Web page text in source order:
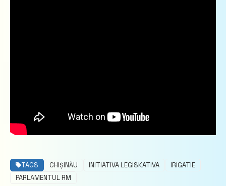
TAGS CHIȘINĂU INITIATIVA LEGISKATIVA
IRIGATIE
PARLAMENTUL RM